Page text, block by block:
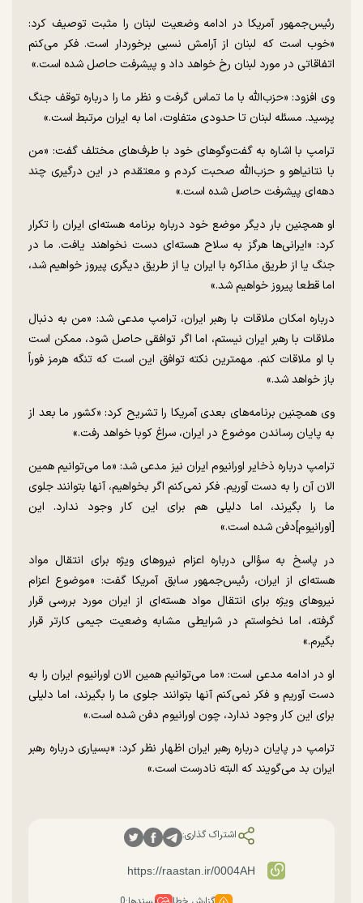
رئیس‌جمهور آمریکا در ادامه وضعیت لبنان را مثبت توصیف کرد:
«خوب است که لبنان از آرامش نسبی برخوردار است. فکر می‌کنم
اتفاقاتی در مورد لبنان رخ خواهد داد و پیشرفت حاصل شده است.»
وی افزود: «حزب‌الله با ما تماس گرفت و نظر ما را درباره توقف جنگ
پرسید. مسئله لبنان تا حدودی متفاوت، اما به ایران مرتبط است.»
ترامپ با اشاره به گفت‌و‌گو‌های خود با طرف‌های مختلف گفت: «من
با نتانیاهو و حزب‌الله صحبت کردم و معتقدم در این درگیری چند
دهه‌ای پیشرفت حاصل شده است.»
او همچنین بار دیگر موضع خود درباره برنامه هسته‌ای ایران را تکرار
کرد: «ایرانی‌ها هرگز به سلاح هسته‌ای دست نخواهند یافت. ما در
جنگ یا از طریق مذاکره با ایران یا از طریق دیگری پیروز خواهیم شد،
اما قطعا پیروز خواهیم شد.»
درباره امکان ملاقات با رهبر ایران، ترامپ مدعی شد: «من به دنبال
ملاقات با رهبر ایران نیستم، اما اگر توافقی حاصل شود، ممکن است
با او ملاقات کنم. مهمترین نکته توافق این است که تنگه هرمز فوراً
باز خواهد شد.»
وی همچنین برنامه‌های بعدی آمریکا را تشریح کرد: «کشور ما بعد از
به پایان رساندن موضوع در ایران، سراغ کوبا خواهد رفت.»
ترامپ درباره ذخایر اورانیوم ایران نیز مدعی شد: «ما می‌توانیم همین
الان آن را به دست آوریم. فکر نمی‌کنم اگر بخواهیم، آنها بتوانند جلوی
ما را بگیرند، اما دلیلی هم برای این کار وجود ندارد. این
[اورانیوم]دفن شده است.»
در پاسخ به سؤالی درباره اعزام نیرو‌های ویژه برای انتقال مواد
هسته‌ای از ایران، رئیس‌جمهور سابق آمریکا گفت: «موضوع اعزام
نیرو‌های ویژه برای انتقال مواد هسته‌ای از ایران مورد بررسی قرار
گرفته، اما نخواستم در شرایطی مشابه وضعیت جیمی کارتر قرار
بگیرم.»
او در ادامه مدعی است: «ما می‌توانیم همین الان اورانیوم ایران را به
دست آوریم و فکر نمی‌کنم آنها بتوانند جلوی ما را بگیرند، اما دلیلی
برای این کار وجود ندارد، چون اورانیوم دفن شده است.»
ترامپ در پایان درباره رهبر ایران اظهار نظر کرد: «بسیاری درباره رهبر
ایران بد می‌گویند که البته نادرست است.»
اشتراک گذاری: